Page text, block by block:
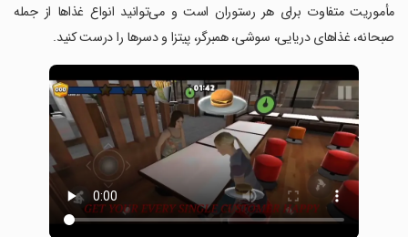
مأموریت متفاوت برای هر رستوران است و می‌توانید انواع غذاها از جمله
صبحانه، غذاهای دریایی، سوشی، همبرگر، پیتزا و دسرها را درست کنید.